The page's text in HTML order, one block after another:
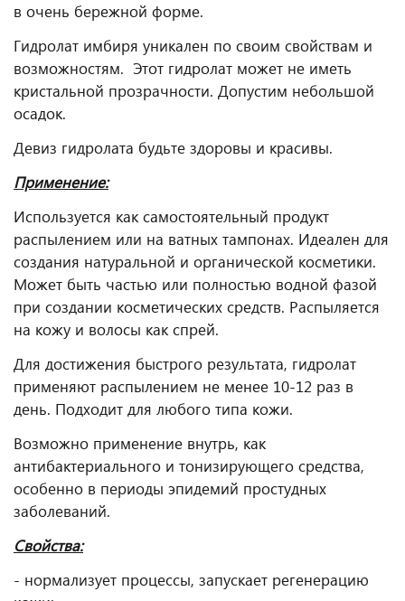
в очень бережной форме.
Гидролат имбиря уникален по своим свойствам и
возможностям. Этот гидролат может не иметь
кристальной прозрачности. Допустим небольшой
осадок.
Девиз гидролата будьте здоровы и красивы.
Применение:
Используется как самостоятельный продукт
распылением или на ватных тампонах. Идеален для
создания натуральной и органической косметики.
Может быть частью или полностью водной фазой
при создании косметических средств. Распыляется
на кожу и волосы как спрей.
Для достижения быстрого результата, гидролат
применяют распылением не менее 10-12 раз в
день. Подходит для любого типа кожи.
Возможно применение внутрь, как
антибактериального и тонизирующего средства,
особенно в периоды эпидемий простудных
заболеваний.
Свойства:
- нормализует процессы, запускает регенерацию